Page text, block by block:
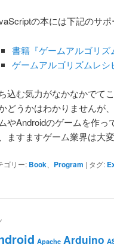
の本には下記のサポ
書籍『ゲームアルゴリ
ゲームアルゴリズムレ
込む気力がなかなかでて
どうかはわかりませんが
やAndroidのゲームを作っ
ますますゲーム業界は大
ゴリー: Book Program | タグ:
Apache Arduino